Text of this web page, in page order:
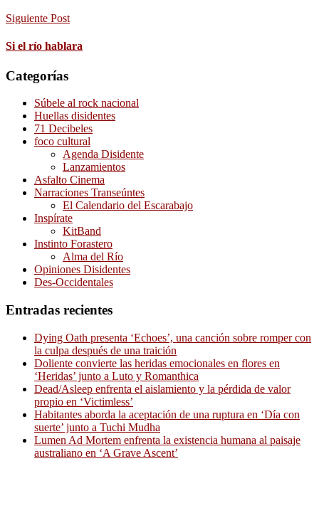
Siguiente Post
Si el río hablara
Categorías
Súbele al rock nacional
Huellas disidentes
71 Decibeles
foco cultural
Agenda Disidente
Lanzamientos
Asfalto Cinema
Narraciones Transeúntes
El Calendario del Escarabajo
Inspírate
KitBand
Instinto Forastero
Alma del Río
Opiniones Disidentes
Des-Occidentales
Entradas recientes
Dying Oath presenta ‘Echoes’, una canción sobre romper con
la culpa después de una traición
Doliente convierte las heridas emocionales en flores en
‘Heridas’ junto a Luto y Romanthica
Dead/Asleep enfrenta el aislamiento y la pérdida de valor
propio en ‘Victimless’
Habitantes aborda la aceptación de una ruptura en ‘Día con
suerte’ junto a Tuchi Mudha
Lumen Ad Mortem enfrenta la existencia humana al paisaje
australiano en ‘A Grave Ascent’